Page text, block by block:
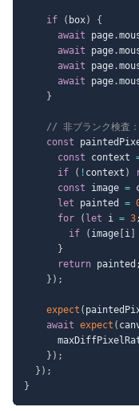
if ( box)
{
await page.
await page.
await page.
await page.
}
// 非ブランク検査：
const
const context
if
( ! context )
const image =
let painted =
for
( let i = 3;
if
( image i
}
return painted ;
} ) ;
expect (
await expect (
} ) ;
} ) ;
}